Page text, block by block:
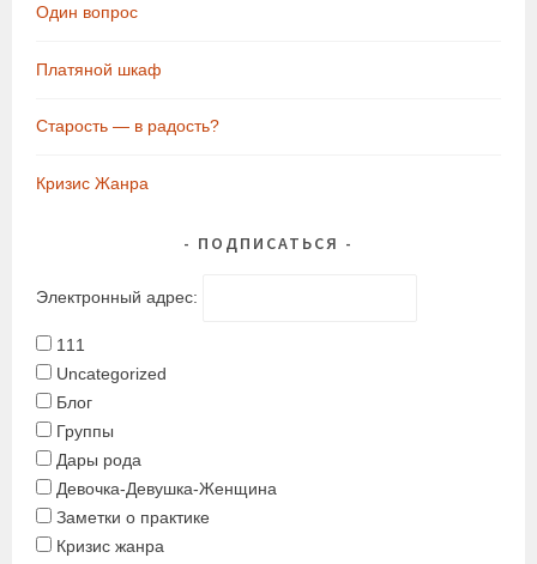
Один вопрос
Платяной шкаф
Старость — в радость?
Кризис Жанра
ПОДПИСАТЬСЯ
Электронный адрес:
111
Uncategorized
Блог
Группы
Дары рода
Девочка-Девушка-Женщина
Заметки о практике
Кризис жанра